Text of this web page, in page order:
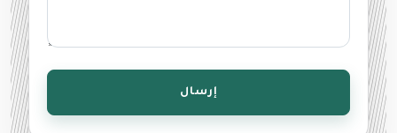
إرسال